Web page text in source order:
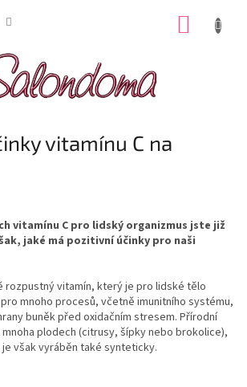
vitamínu C na
vitamínu C pro lidský organizmus jste již
jaké má pozitivní účinky pro naši
rozpustný vitamín, který je pro lidské tělo
mnoho procesů, včetně imunitního systému,
buněk před oxidačním stresem. Přírodní
mnoha plodech (citrusy, šípky nebo brokolice),
však vyráběn také synteticky.